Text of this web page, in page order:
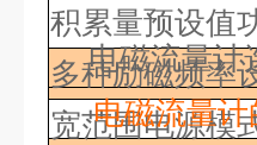
积累量预设值
多种励磁频率
宽范围电源模
电磁流量计
电磁流量